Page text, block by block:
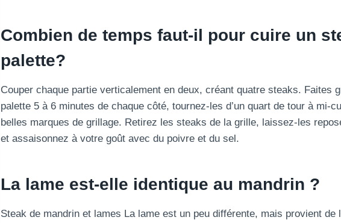
Combien de temps faut-il pour cuire un
palette?
Couper chaque partie verticalement en deux, créant quatre steaks. Faites
palette 5 à 6 minutes de chaque côté, tournez-les d’un quart de tour à mi-
belles marques de grillage. Retirez les steaks de la grille, laissez-les
et assaisonnez à votre goût avec du poivre et du sel.
La lame est-elle identique au mandrin ?
Steak de mandrin et lames La lame est un peu différente, mais provient de